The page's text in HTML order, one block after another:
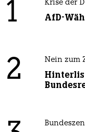
1 Krise der
AfD-
2 Nein zum